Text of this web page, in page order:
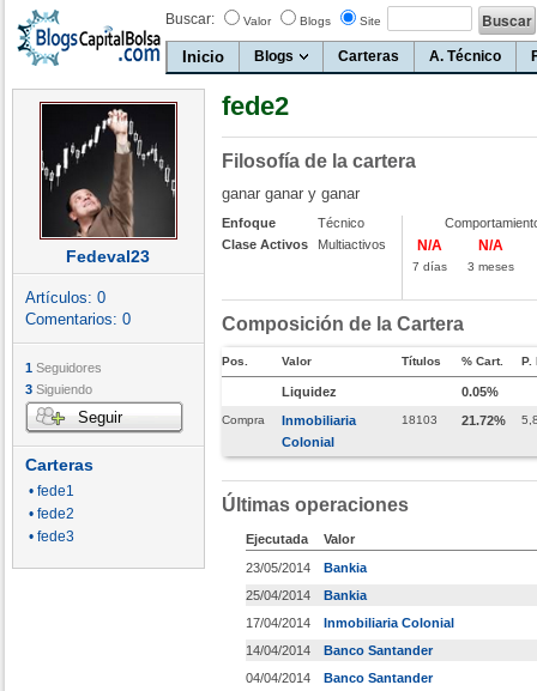
Buscar: Valor Blogs Site
Inicio Blogs Carteras A. Técnico
Fedeval23
Artículos: 0
Comentarios: 0
1 Seguidores
3 Siguiendo
Seguir
Carteras
• fede1
• fede2
• fede3
fede2
Filosofía de la cartera
ganar ganar y ganar
Enfoque
Técnico
Clase Activos
Multiactivos N/A
7 días
N/A
3 meses
Composición de la Cartera
Pos. Valor Títulos % Cart. P.
Liquidez 0.05%
Compra
Inmobiliaria
Colonial
18103 21.72%
Últimas operaciones
Ejecutada
Valor
23/05/2014
Bankia
25/04/2014
Bankia
17/04/2014
Inmobiliaria Colonial
14/04/2014
Banco Santander
04/04/2014
Banco Santander